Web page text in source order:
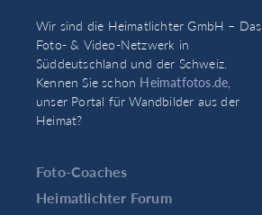
Wir sind die Heimatlichter GmbH – Das
Foto- & Video-Netzwerk in
Süddeutschland und der Schweiz.
Kennen Sie schon Heimatfotos.de,
unser Portal für Wandbilder aus der
Heimat?
Foto-Coaches
Heimatlichter Forum